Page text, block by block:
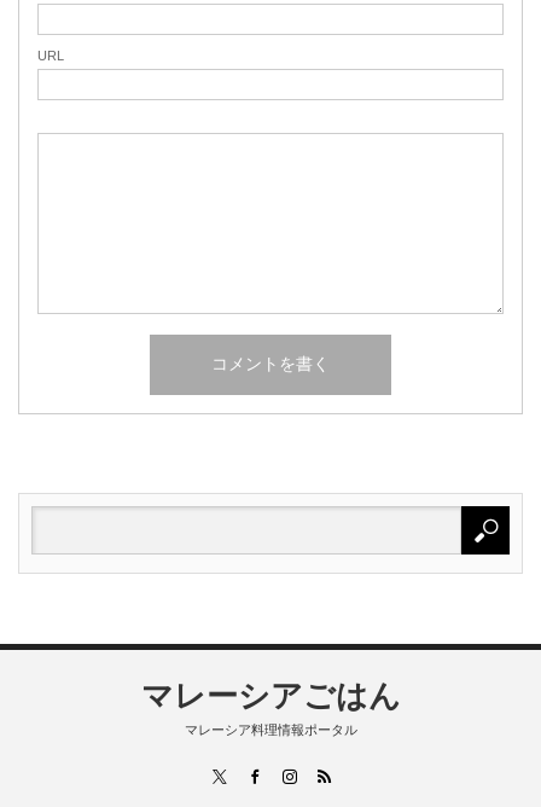
URL
マレーシアごはん
マレーシア料理情報ポータル
FacebookInstagram
RSS